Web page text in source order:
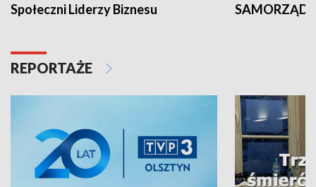
Społeczni Liderzy Biznesu SAMORZĄD
REPORTAŻE